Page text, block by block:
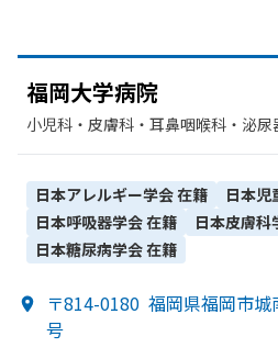
福岡大学病院
小児科・​皮膚科・​耳鼻咽喉科・​泌
合診療科・​神経内科・​呼吸器科・​
外科・​呼吸器外科・​心臓血管外科・​
放射線科・​歯科・​麻酔科・​小児外科
ション・​歯科口腔外科・​美容外科・​
日本アレルギー学会在籍 日本児
日本呼吸器学会在籍 日本皮膚科
日本糖尿病学会在籍
〒814-0180 福岡県福岡市城
号